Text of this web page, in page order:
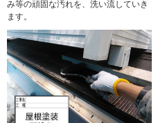
み等の頑固な汚れを、洗い流していき
ます。